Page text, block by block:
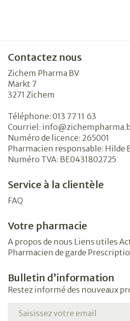
Contactez nous
Zichem Pharma BV
Markt 7
3271 Zichem
Téléphone: 013 77 11 63
Courriel: info@
Numéro de licence: 265001
Pharmacien responsable: Hilde
Numéro TVA: BE0431802725
Service à la clientèle
FAQ
Votre pharmacie
A propos de nous Liens utiles
Pharmacien de garde
Bulletin d’information
Restez informé des nouveaux
Adresse mail